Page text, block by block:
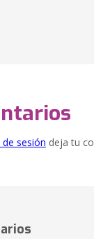
sesión deja tu